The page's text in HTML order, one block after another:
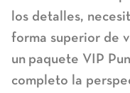
los detalles,
forma superior de
un paquete VIP
completo la